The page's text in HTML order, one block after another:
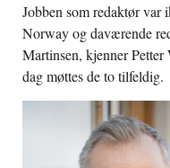
Jobben som redaktør
Norway og daværende
Martinsen, kjenner
dag møttes de to tilfeldig.